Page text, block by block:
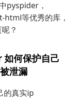
pyspider，
等优秀的库，
？
何保护自己
泄漏
的真实ip